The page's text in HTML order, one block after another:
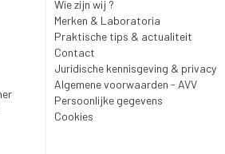
Wie zijn wij ?
Merken & Laboratoria
Praktische tips & actualiteit
Contact
Juridische kennisgeving & privacy
Algemene voorwaarden - AVV
Persoonlijke gegevens
Cookies